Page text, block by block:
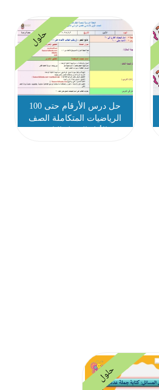
حلول
حل درس الأرقام حتى 100
الرياضيات المتكاملة الصف
الأول الفصل الثاني
حلول